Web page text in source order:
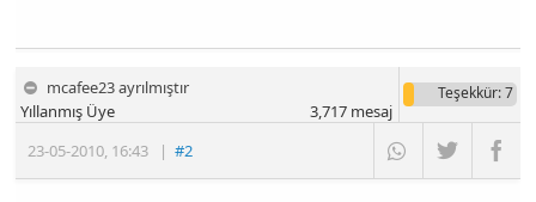
mcafee23 ayrılmıştır
23-05-2010, 16:43 |#2
Yıllanmış Üye
Teşekkür: 7
3,717mesaj